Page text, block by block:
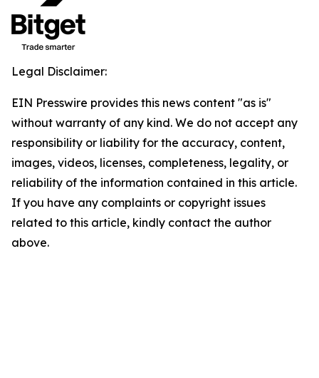
Legal Disclaimer:
EIN Presswire provides this news content "as is"
without warranty of any kind. We do not accept any
responsibility or liability for the accuracy, content,
images, videos, licenses, completeness, legality, or
reliability of the information contained in this article.
If you have any complaints or copyright issues
related to this article, kindly contact the author
above.